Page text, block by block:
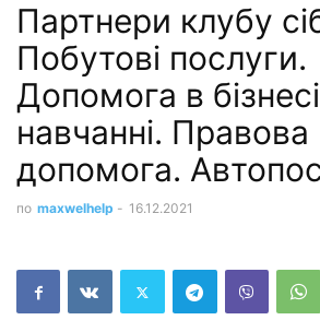
Партнери клубу
Побутові послуги.
Допомога в
навчанні. Правова
допомога.
по maxwelhelp - 16.12.2021